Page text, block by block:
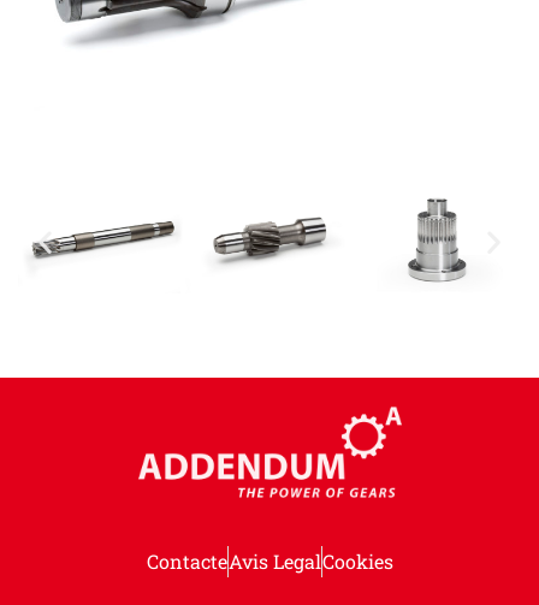
ContacteAvis LegalCookies